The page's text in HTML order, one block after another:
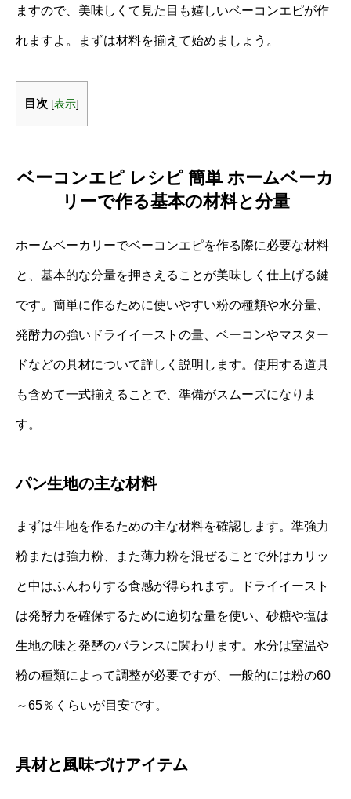
ますので、美味しくて見た目も嬉しいベーコンエピが作
れますよ。まずは材料を揃えて始めましょう。
目次 [表示]
ベーコンエピ レシピ 簡単 ホームベーカ
リーで作る基本の材料と分量
ホームベーカリーでベーコンエピを作る際に必要な材料
と、基本的な分量を押さえることが美味しく仕上げる鍵
です。簡単に作るために使いやすい粉の種類や水分量、
発酵力の強いドライイーストの量、ベーコンやマスター
ドなどの具材について詳しく説明します。使用する道具
も含めて一式揃えることで、準備がスムーズになりま
す。
パン生地の主な材料
まずは生地を作るための主な材料を確認します。準強力
粉または強力粉、また薄力粉を混ぜることで外はカリッ
と中はふんわりする食感が得られます。ドライイースト
は発酵力を確保するために適切な量を使い、砂糖や塩は
生地の味と発酵のバランスに関わります。水分は室温や
粉の種類によって調整が必要ですが、一般的には粉の60
～65％くらいが目安です。
具材と風味づけアイテム